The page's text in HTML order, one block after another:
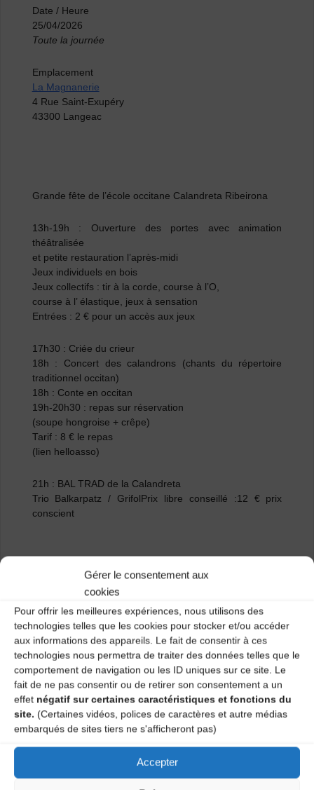
Gérer le consentement aux
cookies
Pour offrir les meilleures expériences, nous utilisons des
technologies telles que les cookies pour stocker et/ou accéder
aux informations des appareils. Le fait de consentir à ces
technologies nous permettra de traiter des données telles que le
comportement de navigation ou les ID uniques sur ce site. Le
fait de ne pas consentir ou de retirer son consentement a un
effet négatif sur certaines caractéristiques et fonctions du
site. (Certaines vidéos, polices de caractères et autre médias
embarqués de sites tiers ne s'afficheront pas)
Accepter
Date / Heure
25/04/2026
Toute la journée
Emplacement
La Magnanerie
4 Rue Saint-Exupéry
43300 Langeac
Grande fête de l’école occitane Calandreta Ribeirona
13h-19h : Ouverture des portes avec animation
théâtralisée
et petite restauration l’après-midi
Jeux individuels en bois
Jeux collectifs : tir à la corde, course à l’O,
course à l’ élastique, jeux à sensation
Entrées : 2 € pour un accès aux jeux
17h30 : Criée du crieur
18h : Concert des calandrons (chants du répertoire
traditionnel occitan)
18h : Conte en occitan
19h-20h30 : repas sur réservation
(soupe hongroise + crêpe)
Tarif : 8 € le repas
(lien helloasso)
21h : BAL TRAD de la Calandreta
Trio Balkarpatz / GrifolPrix libre conseillé :12 € prix
conscient